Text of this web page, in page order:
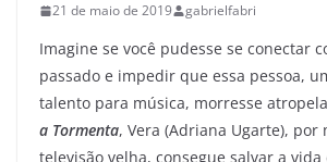
21 de maio de 2019 gabrielfabri
Imagine se você pudesse se conectar
passado e impedir que essa pessoa,
talento para música, morresse
a Tormenta, Vera (Adriana Ugarte), por
televisão velha, consegue salvar a vida